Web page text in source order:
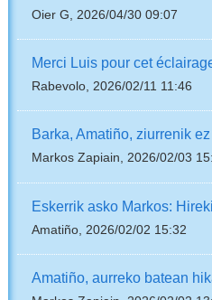
Oier G, 2026/04/30 09:07
Merci Luis pour cet
Rabevolo, 2026/02/11 11:46
Barka, Amatiño, ziurrenik ez
Markos Zapiain, 2026/02/03
Eskerrik asko Markos:
Amatiño, 2026/02/02 15:32
Amatiño, aurreko batean